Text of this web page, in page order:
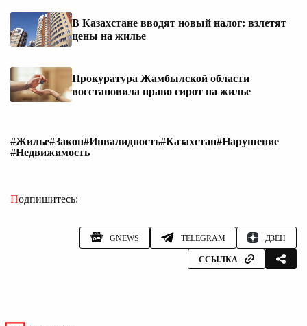
В Казахстане вводят новый налог: взлетят
цены на жилье
Прокуратура Жамбылской области
восстановила право сирот на жилье
#Жилье#Закон#Инвалидность#Казахстан#Нарушение
#Недвижимость
Подпишитесь:
GNEWS TELEGRAM ДЗЕН
ССЫЛКА